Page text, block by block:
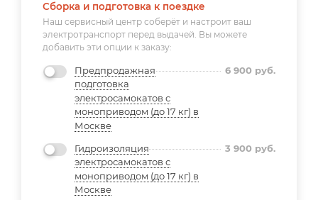
Сборка и подготовка к поездке
Наш сервисный центр соберёт и настроит ваш
электротранспорт перед выдачей. Вы можете
добавить эти опции к заказу:
Предпродажная
подготовка
электросамокатов с
моноприводом (до 17 кг) в
Москве
6 900 руб.
Гидроизоляция
электросамокатов с
моноприводом (до 17 кг) в
Москве
3 900 руб.